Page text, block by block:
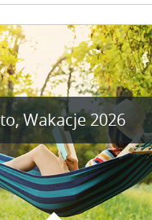
Wakacje 2026